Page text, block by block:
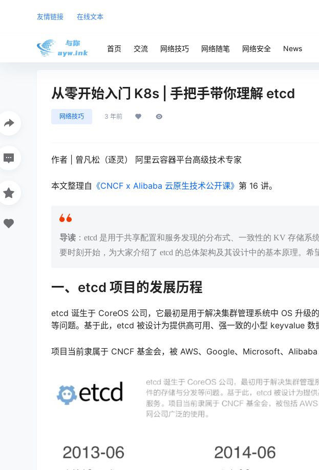
友情链接 在线文本
首页 交流 网络技巧 网络随笔 网络安全 News
从零开始入门 K8s | 手把手带你理解 etcd
网络技巧 3 年前
作者 | 曾凡松（逐灵） 阿里云容器平台高级技术专家
本文整理自 《CNCF x Alibaba 云原生技术公开课》 第 16 讲。
导读 ：etcd 是用于共享配置和服务发现的分布式、一致性的 KV 存储系
要时刻开始，为大家介绍了 etcd 的总体架构及其设计中的基本原理。希
一、etcd 项目的发展历程
etcd 诞生于 CoreOS 公司，它最初是用于解决集群管理系统中 OS 升级
等问题。基于此，etcd 被设计为提供高可用、强一致的小型 keyvalue 数
项目当前隶属于 CNCF 基金会，被 AWS、Google、Microsoft、Alibaba